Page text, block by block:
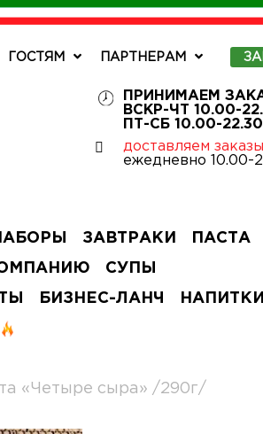
ГОСТЯМ ПАРТНЕРАМ
ПРИНИМАЕМ
ВСКР-ЧТ 10.00-
ПТ-СБ 10.00-22.30
доставляем
ежедневно 10.00-
ЗАВТРАКИ ПАСТА
СУПЫ
БИЗНЕС-ЛАНЧ НАПИТКИ
«Четыре сыра» /290г/